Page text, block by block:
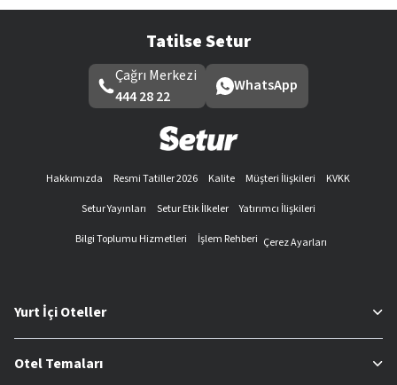
Tatilse Setur
Çağrı Merkezi
444 28 22
WhatsApp
Hakkımızda Resmi Tatiller 2026 Kalite Müşteri İlişkileri
KVKK
Setur Yayınları
Setur Etik İlkeler
Yatırımcı İlişkileri
Bilgi Toplumu Hizmetleri
İşlem Rehberi Çerez Ayarları
Yurt İçi Oteller
Otel Temaları